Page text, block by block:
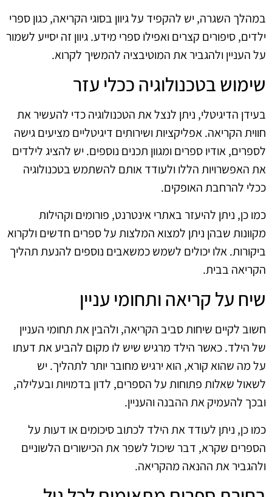
במהלך השגרה, יש להקפיד על גיוון בסוגי הקריאה, כגון ספרי
ילדים, סיפורים קצרים ואפילו ספרי מידע. גיוון זה יסייע לשמור
על העניין ולהגביר את המוטיבציה להמשיך לקרוא.
שימוש בטכנולוגיה ככלי עזר
בעידן הדיגיטלי, ניתן לנצל את הטכנולוגיה כדי להעשיר את
חווית הקריאה. אפליקציות ושירותים דיגיטליים מציעים גישה
לספרים, אודיו ספרים ומגוון תכנים נוספים. יש להציג לילדים
את האפשרויות הללו ולעודד אותם להשתמש בטכנולוגיה
ככלי להרחבת האופקים.
כמו כן, ניתן להיעזר באתרי אינטרנט, פורומים וקהילות
מקוונות שבהן ניתן למצוא המלצות על ספרים חדשים ולקרוא
ביקורות. אלו יכולים לשמש כמשאבים נוספים להנעת תהליך
הקריאה בבית.
שיח על קריאה ותחומי עניין
חשוב לקיים שיחות סביב הקריאה, ולהבין את תחומי העניין
של הילד. כאשר הילד מרגיש שיש לו מקום להביע את דעתו
על מה שהוא קורא, הוא ירגיש מחובר יותר לתהליך. יש
לשאול שאלות פתוחות על הספרים, לדון בדמויות ובעלילה,
ובכך להעמיק את ההבנה והעניין.
כמו כן, ניתן לעודד את הילד לכתוב סיכומים או דעות על
הספרים שקרא, דבר שיכול לשפר את הכישורים הלשוניים
ולהגביר את ההנאה מהקריאה.